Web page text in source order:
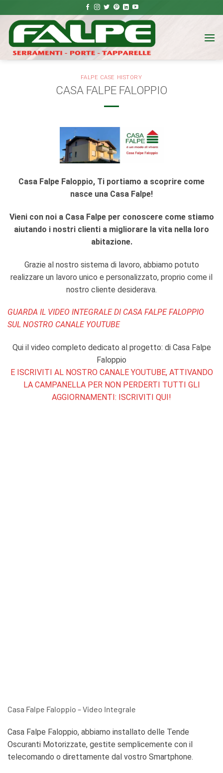
ai
contenuti
FALPE CASE HISTORY
CASA FALPE FALOPPIO
Casa Falpe Faloppio, Ti portiamo a scoprire come
nasce una Casa Falpe!
Vieni con noi a Casa Falpe per conoscere come stiamo
aiutando i nostri clienti a migliorare la vita nella loro
abitazione.
Grazie al nostro sistema di lavoro, abbiamo potuto
realizzare un lavoro unico e personalizzato, proprio come il
nostro cliente desiderava.
GUARDA IL VIDEO INTEGRALE DI CASA FALPE FALOPPIO
SUL NOSTRO CANALE YOUTUBE
Qui il video completo dedicato al progetto: di Casa Falpe
Faloppio
E ISCRIVITI AL NOSTRO CANALE YOUTUBE, ATTIVANDO
LA CAMPANELLA PER NON PERDERTI TUTTI GLI
AGGIORNAMENTI: ISCRIVITI QUI!
Casa Falpe Faloppio – Video Integrale
Casa Falpe Faloppio, abbiamo installato delle Tende
Oscuranti Motorizzate, gestite semplicemente con il
telecomando o direttamente dal vostro Smartphone.